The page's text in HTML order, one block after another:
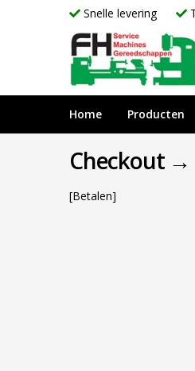
Snelle levering
Home Producten
Checkout →
[Betalen]